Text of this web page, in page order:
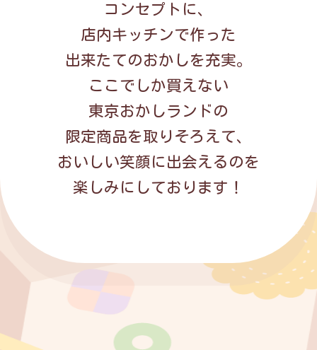
コンセプトに、
店内キッチンで作った
出来たてのおかしを充実。
ここでしか買えない
東京おかしランドの
限定商品を取りそろえて、
おいしい笑顔に出会えるのを
楽しみにしております！